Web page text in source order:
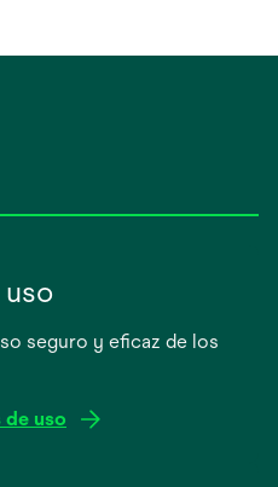
seguro y eficaz de los
de uso